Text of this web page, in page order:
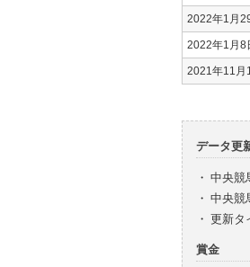
2022年1月
2022年1月8
2021年11月
データ更
・ 中央競
・ 中央競
・ 更新タ
賞金